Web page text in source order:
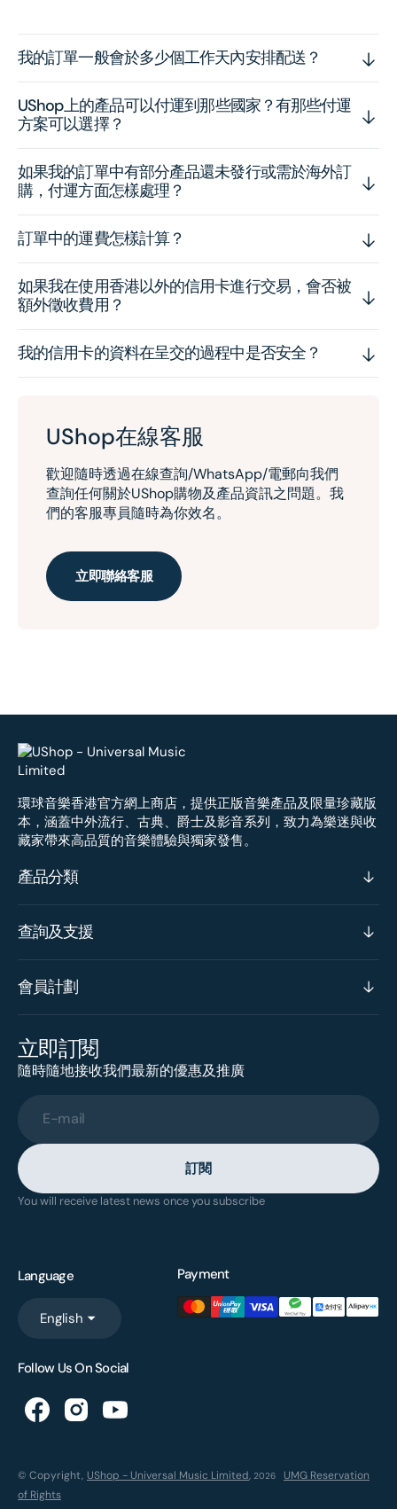
我的訂單一般會於多少個工作天內安排配送？
UShop上的產品可以付運到那些國家？有那些付運
方案可以選擇？
如果我的訂單中有部分產品還未發行或需於海外訂
購，付運方面怎樣處理？
訂單中的運費怎樣計算？
如果我在使用香港以外的信用卡進行交易，會否被
額外徵收費用？
我的信用卡的資料在呈交的過程中是否安全？
UShop在線客服
歡迎隨時透過在線查詢/WhatsApp/電郵向我們
查詢任何關於UShop購物及產品資訊之問題。我
們的客服專員隨時為你效名。
立即聯絡客服
環球音樂香港官方網上商店，提供正版音樂產品及限量珍藏版
本，涵蓋中外流行、古典、爵士及影音系列，致力為樂迷與收
藏家帶來高品質的音樂體驗與獨家發售。
產品分類
查詢及支援
會員計劃
立即訂閱
隨時隨地接收我們最新的優惠及推廣
E-mail
訂閱
You will receive latest news once you subscribe
Language
English
Payment
Follow Us On Social
© Copyright, UShop - Universal Music Limited, 2026
UMG Reservation
of Rights